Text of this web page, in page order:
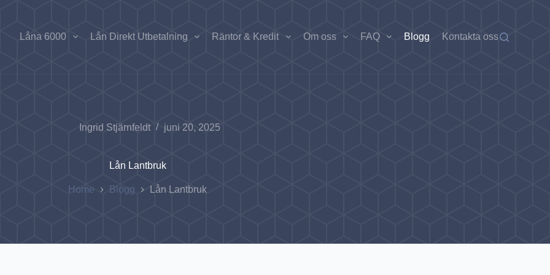
Låna 6000 Lån Direkt Utbetalning Räntor & Kredit Om oss FAQ Blogg Kontakta oss
Ingrid Stjärnfeldt juni 20, 2025
Lån Lantbruk
Home Blogg Lån Lantbruk